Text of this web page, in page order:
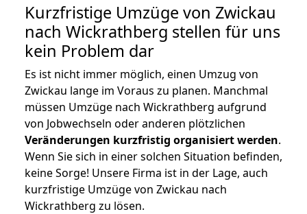
Kurzfristige Umzüge von Zwickau
nach Wickrathberg stellen für uns
kein Problem dar
Es ist nicht immer möglich, einen Umzug von
Zwickau lange im Voraus zu planen. Manchmal
müssen Umzüge nach Wickrathberg aufgrund
von Jobwechseln oder anderen plötzlichen
Veränderungen kurzfristig organisiert werden.
Wenn Sie sich in einer solchen Situation befinden,
keine Sorge! Unsere Firma ist in der Lage, auch
kurzfristige Umzüge von Zwickau nach
Wickrathberg zu lösen.